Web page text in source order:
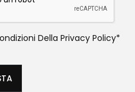
Della Privacy Policy*